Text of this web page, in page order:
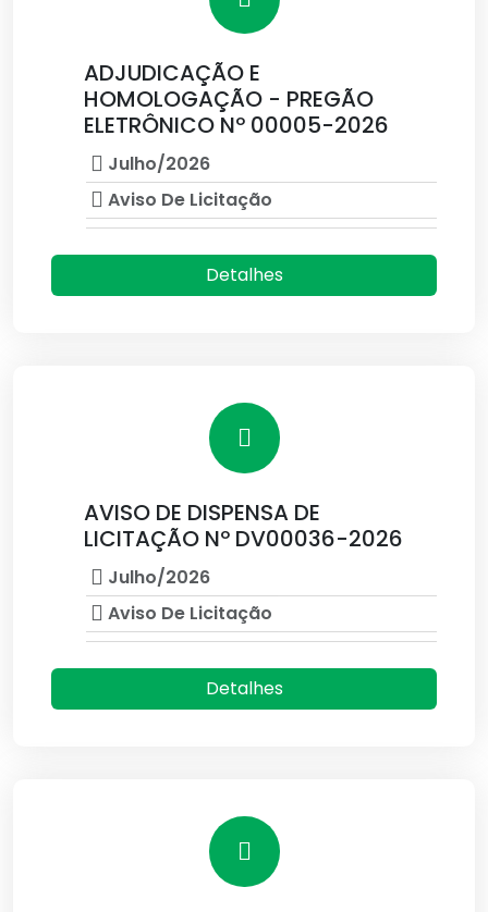
ADJUDICAÇÃO E
HOMOLOGAÇÃO - PREGÃO
ELETRÔNICO Nº 00005-2026
Julho/2026
Aviso De Licitação
Detalhes
AVISO DE DISPENSA DE
LICITAÇÃO Nº DV00036-2026
Julho/2026
Aviso De Licitação
Detalhes